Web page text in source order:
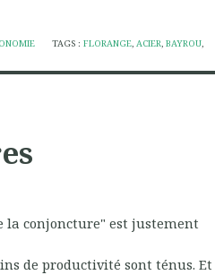
TAGS :FLORANGE,ACIER,BAYROU,
la conjoncture" est justement
de productivité sont ténus. Et